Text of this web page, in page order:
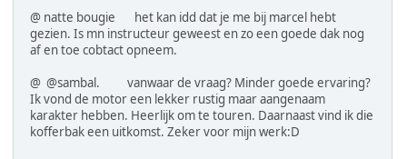
@ natte bougie het kan idd dat je me bij marcel hebt
gezien. Is mn instructeur geweest en zo een goede dak nog
af en toe cobtact opneem.
@ @sambal. vanwaar de vraag? Minder goede ervaring?
Ik vond de motor een lekker rustig maar aangenaam
karakter hebben. Heerlijk om te touren. Daarnaast vind ik die
kofferbak een uitkomst. Zeker voor mijn werk:D